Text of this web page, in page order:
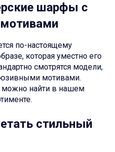
шарфы с
по-настоящему
которая уместно его
смотрятся модели,
мотивами.
можно найти в нашем
стильный